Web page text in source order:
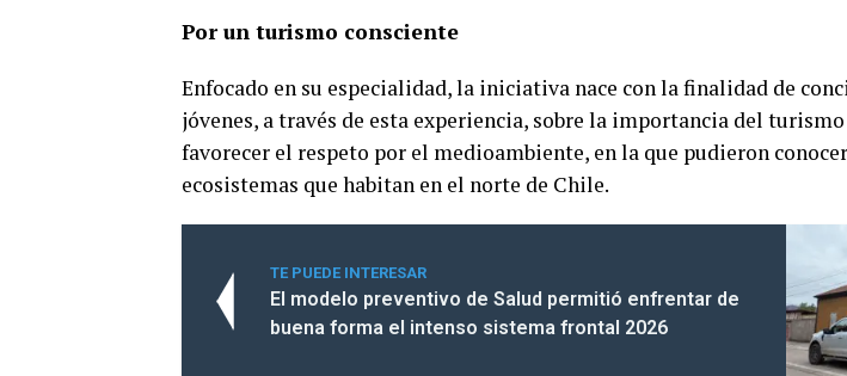
Por un turismo consciente
Enfocado en su especialidad, la iniciativa nace con la finalidad de
jóvenes, a través de esta experiencia, sobre la importancia del
favorecer el respeto por el medioambiente, en la que pudieron
ecosistemas que habitan en el norte de Chile.
TE PUEDE INTERESAR
El modelo preventivo de Salud permitió enfrentar de
buena forma el intenso sistema frontal 2026